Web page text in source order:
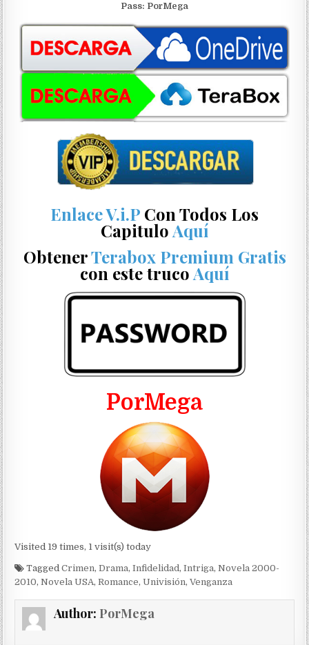
Pass: PorMega
Enlace V.i.P Con Todos Los
Capitulo Aquí
ObtenerTerabox Premium Gratis
con este truco Aquí
PorMega
Visited 19 times, 1 visit(s) today
TaggedCrimen,Drama,Infidelidad,Intriga,Novela 2000-
2010,Novela USA,Romance,Univisión,Venganza
Author: PorMega